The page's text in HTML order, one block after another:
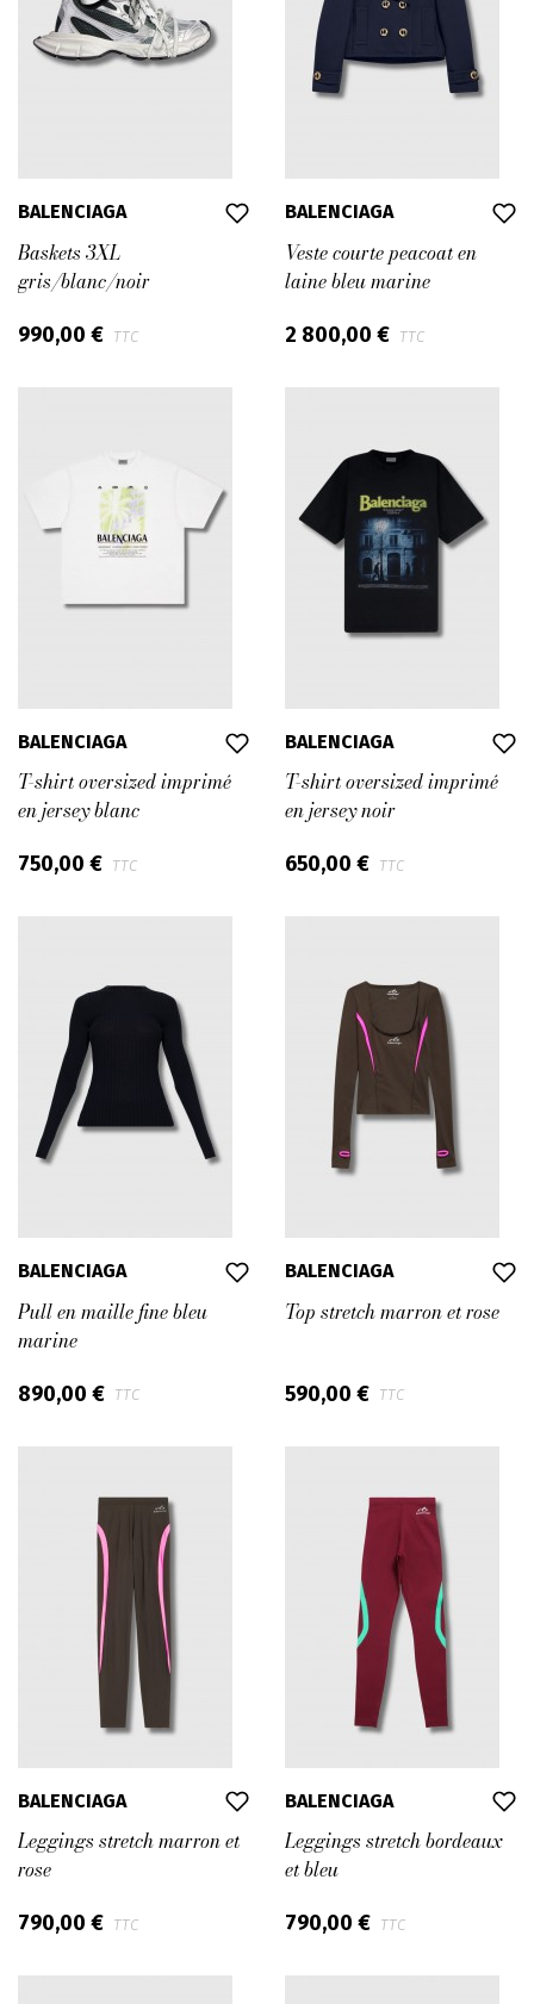
BALENCIAGA
Baskets 3XL
gris/blanc/noir
990,00 € TTC
BALENCIAGA
Veste courte peacoat en
laine bleu marine
2 800,00 € TTC
BALENCIAGA
T-shirt oversized imprimé
en jersey blanc
750,00 € TTC
BALENCIAGA
T-shirt oversized imprimé
en jersey noir
650,00 € TTC
BALENCIAGA
Pull en maille fine bleu
marine
890,00 € TTC
BALENCIAGA
Top stretch marron et rose
590,00 € TTC
BALENCIAGA
Leggings stretch marron et
rose
790,00 € TTC
BALENCIAGA
Leggings stretch bordeaux
et bleu
790,00 € TTC